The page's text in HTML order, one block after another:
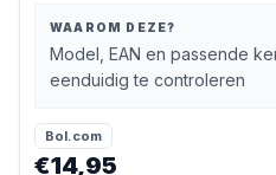
WAAROM DEZE?
Model, EAN en passende
eenduidig te controleren
Bol.com
€14,95